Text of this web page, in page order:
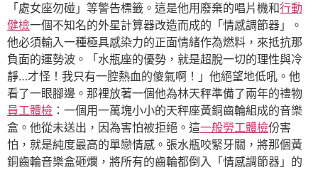
「處女座勿碰」等警告標籤。這是他用廢棄的唱片機和行動
健檢一個不知名的外星計算器改造而成的「情感調節器」。
他必須輸入一種極具感染力的正面情緒作為燃料，來抵抗那
負面的運勢波。「水瓶座的優勢，就是超脫一切的理性與冷
靜…才怪！我只有一腔熱血的傻氣啊！」他絕望地低吼。他
看了一眼腳邊。那裡放著一個他為林天秤準備了兩年的禮物
員工體檢 ：一個用一萬塊小小的天秤座黃銅齒輪組成的音樂
盒。他從未送出，因為害怕被拒絕。這一般勞工體檢份害
怕，就是純度最高的單戀情感。張水瓶咬緊牙關，將那個黃
銅齒輪音樂盒砸爛，將所有的齒輪都倒入「情感調節器」的